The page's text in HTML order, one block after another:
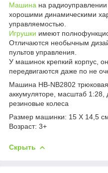
Машина на
хорошими динамическими
управляемостью.
Игрушки имеют
Отличаются необычным
пультов управления.
У машинок крепкий корпус,
передвигаются даже по не
Машина HB-NB2802
аккумуляторе, масштаб 1:28,
резиновые колеса
Размер машинки: 15 Х 14,5
Возраст: 3+
Скрыть